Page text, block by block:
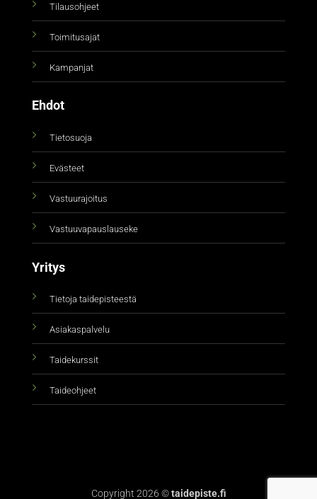
Tilausohjeet
Toimitusajat
Kampanjat
Ehdot
Tietosuoja
Evästeet
Vastuurajoitus
Vastuuvapauslauseke
Yritys
Tietoja taidepisteestä
Asiakaspalvelu
Taidekurssit
Taideohjeet
Copyright 2026 ©taidepiste.fi